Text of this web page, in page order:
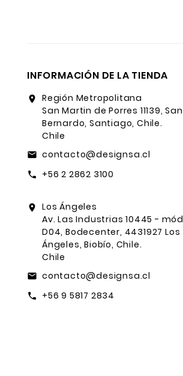
INFORMACIÓN DE LA TIENDA
location_on
Región Metropolitana
San Martin de Porres 11139, San
Bernardo, Santiago, Chile.
Chile
email contacto@designsa.cl
call +56 2 2862 3100
location_on
Los Ángeles
Av. Las Industrias 10445 -
D04, Bodecenter, 4431927 Los
Ángeles, Biobío, Chile.
Chile
email contacto@designsa.cl
call +56 9 5817 2834